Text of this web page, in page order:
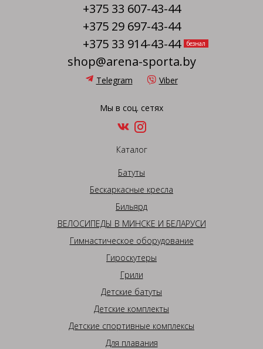
+375 33 607-43-44
+375 29 697-43-44
+375 33 914-43-44
безнал
shop@arena-sporta.by
Telegram Viber
Мы в соц. сетях
Каталог
Батуты
Бескаркасные кресла
Бильярд
ВЕЛОСИПЕДЫ В МИНСКЕ И БЕЛАРУСИ
Гимнастическое оборудование
Гироскутеры
Грили
Детские батуты
Детские комплекты
Детские спортивные комплексы
Для плавания